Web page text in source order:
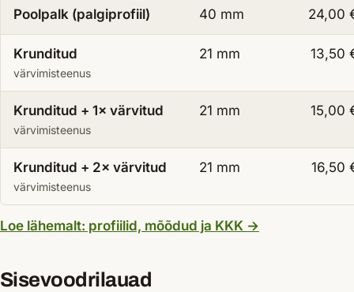
Poolpalk (palgiprofiil) 40 mm 24,00
Krunditud
värvimisteenus
21 mm 13,50
Krunditud + 1× värvitud
värvimisteenus
21 mm 15,00
Krunditud + 2× värvitud
värvimisteenus
21 mm 16,50
Loe lähemalt: profiilid, mõõdud ja KKK —
→
Sisevoodrilauad